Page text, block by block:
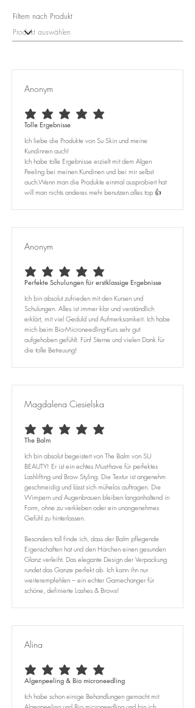
Filtern nach Produkt
Anonym
average rating is 5 out of 5
Tolle Ergebnisse
Ich liebe die Produkte von Su Skin und meine
Kundinnen auch!
Ich habe tolle Ergebnisse erzielt mit dem Algen
Peeling bei meinen Kundinen und bei mir selbst
auch.Wenn man die Produkte einmal ausprobiert hat
will man nichts anderes mehr benutzen.alles top 👍
Anonym
average rating is 5 out of 5
Perfekte Schulungen für erstklassige Ergebnisse
Ich bin absolut zufrieden mit den Kursen und
Schulungen. Alles ist immer klar und verständlich
erklärt, mit viel Geduld und Aufmerksamkeit. Ich habe
mich beim Bio-Microneedling-Kurs sehr gut
aufgehoben gefühlt. Fünf Sterne und vielen Dank für
die tolle Betreuung!
Magdalena Ciesielska
average rating is 5 out of 5
The Balm
Ich bin absolut begeistert von The Balm von SU
BEAUTY! Er ist ein echtes Must-have für perfektes
Lashlifting und Brow Styling. Die Textur ist angenehm
geschmeidig und lässt sich mühelos auftragen. Die
Wimpern und Augenbrauen bleiben langanhaltend in
Form, ohne zu verkleben oder ein unangenehmes
Gefühl zu hinterlassen.
Besonders toll finde ich, dass der Balm pflegende
Eigenschaften hat und den Härchen einen gesunden
Glanz verleiht. Das elegante Design der Verpackung
rundet das Ganze perfekt ab. Ich kann ihn nur
weiterempfehlen – ein echter Gamechanger für
schöne, definierte Lashes & Brows!
Alina
average rating is 5 out of 5
Algenpeeling & Bio microneedling
Ich habe schon einige Behandlungen gemacht mit